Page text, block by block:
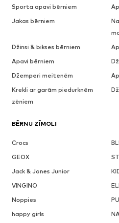
Sporta apavi bērniem
Jakas bērniem
Džinsi & bikses bērniem
Apavi bērniem
Džemperi meitenēm
Krekli ar garām piedurknēm
zēniem
BĒRNU ZĪMOLI
Crocs
GEOX
Jack & Jones Junior
VINGINO
Noppies
happy girls